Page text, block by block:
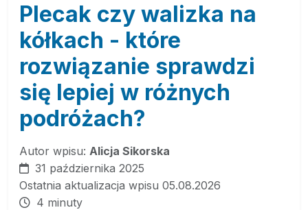
Plecak czy walizka na
kółkach - które
rozwiązanie sprawdzi
się lepiej w różnych
podróżach?
Autor wpisu: Alicja Sikorska
31 października 2025
Ostatnia aktualizacja wpisu 05.08.2026
4 minuty